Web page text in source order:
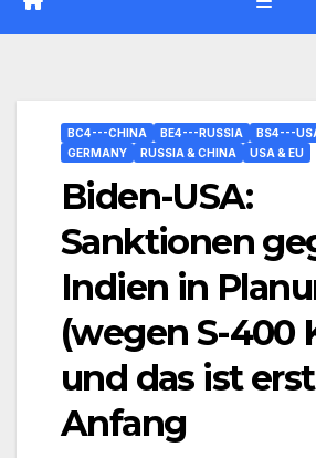
BC4---CHINA BE4---RUSSIA BS4---
GERMANY
RUSSIA & CHINA USA & EU
Biden-USA:
Sanktionen
Indien in
(wegen S-400
und das ist
Anfang